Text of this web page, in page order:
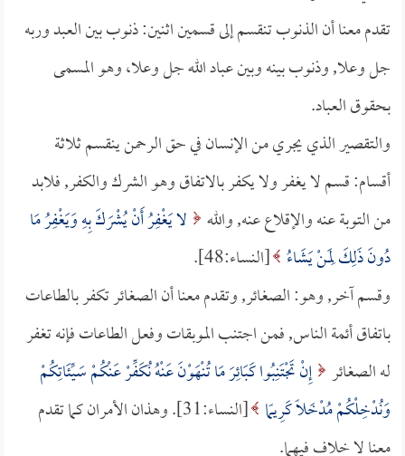
تقدم معنا أن الذنوب تنقسم إلى قسمين اثنين: ذنوب بين العبد وربه
جل وعلا, وذنوب بينه وبين عباد الله جل وعلا، وهو المسمى
بحقوق العباد.
والتقصير الذي يجري من الإنسان في حق الرحمن ينقسم ثلاثة
أقسام: قسم لا يغفر ولا يكفر بالاتفاق وهو الشرك والكفر, فلابد
من التوبة عنه والإقلاع عنه, والله لا يَغْفِرُ أَنْ يُشْرَكَ بِهِ وَيَغْفِرُ مَا
دُونَ ذَلِكَ لِمَنْ يَشَاءُ [النساء:48].
وقسم آخر, وهو: الصغائر, وتقدم معنا أن الصغائر تكفر بالطاعات
باتفاق أئمة الناس, فمن اجتنب الموبقات وفعل الطاعات فإنه تغفر
له الصغائر إِنْ تَجْتَنِبُوا كَبَائِرَ مَا تُنْهَوْنَ عَنْهُ نُكَفِّرْ عَنْكُمْ سَيِّئَاتِكُمْ
وَنُدْخِلْكُمْ مُدْخَلًا كَرِيمًا
[النساء:31]. وهذان الأمران كما تقدم